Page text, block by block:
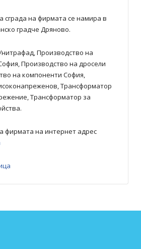
сграда на фирмата се намира в
градче Дряново.
Производство на
Производство на дросели
на компоненти София,
Трансформатор
Трансформатор за
фирмата на интернет адрес